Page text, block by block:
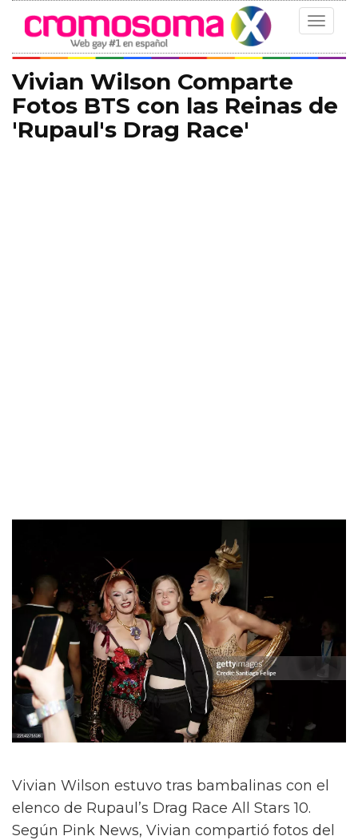
Toggle
Vivian Wilson Comparte
Fotos BTS con las Reinas de
'Rupaul's Drag Race'
Vivian Wilson estuvo tras bambalinas con el
elenco de Rupaul’s Drag Race All Stars 10.
Según Pink News, Vivian compartió fotos del